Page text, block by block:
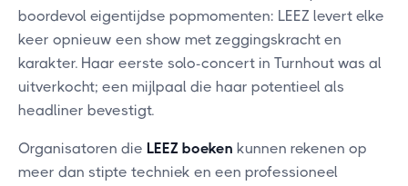
boordevol eigentijdse popmomenten: LEEZ levert elke
keer opnieuw een show met zeggingskracht en
karakter. Haar eerste solo-concert in Turnhout was al
uitverkocht; een mijlpaal die haar potentieel als
headliner bevestigt.
Organisatoren die LEEZ boeken kunnen rekenen op
meer dan stipte techniek en een professioneel